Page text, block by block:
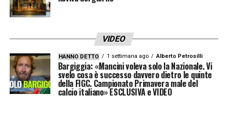
VIDEO
HANNO DETTO 1 settimana ago Alberto Petrosilli
Bargiggia: «Mancini voleva solo la Nazionale. Vi
svelo cosa è successo davvero dietro le quinte
della FIGC. Campionato Primavera male del
calcio italiano» ESCLUSIVA e VIDEO